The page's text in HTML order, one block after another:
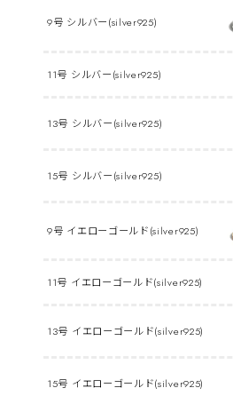
9号 シルバー(silver925)
11号 シルバー(silver925)
13号 シルバー(silver925)
15号 シルバー(silver925)
9号 イエローゴールド(silver925)
11号 イエローゴールド(silver925)
13号 イエローゴールド(silver925)
15号 イエローゴールド(silver925)